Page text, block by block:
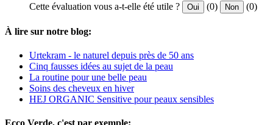
Cette évaluation vous a-t-elle été utile ? Oui (0) Non (0)
À lire sur notre blog:
Urtekram - le naturel depuis près de 50 ans
Cinq fausses idées au sujet de la peau
La routine pour une belle peau
Soins des cheveux en hiver
HEJ ORGANIC Sensitive pour peaux sensibles